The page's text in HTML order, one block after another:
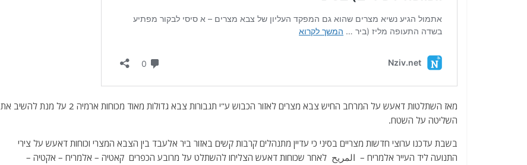
מאז השתלטות דאעש על המרחב החיש צבא מצרים לאזור הכבוש ע"י תגבורות צבא גדולות מאוד מכוחות ארמיה 2 על מנת להשיב את
השליטה על השטח.
בשבת עדכנו ערוצי חדשות מצריים בסיני כי עדיין מתנהלים קרבות קשים באזור ביר אלעבד בין הצבא המצרי וכוחות דאעש על צירי
התנועה ליד העייר אלמריח – المريح לאחר שכוחות דאעש הצליחו להשתלט על מרובע הכפרים קאטיה – אלמריח – אקטיה –